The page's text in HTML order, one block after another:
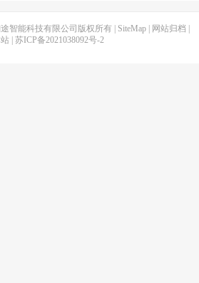
智能科技有限公司版权所有 | SiteMap| 网站归档
| 苏ICP备2021038092号-2